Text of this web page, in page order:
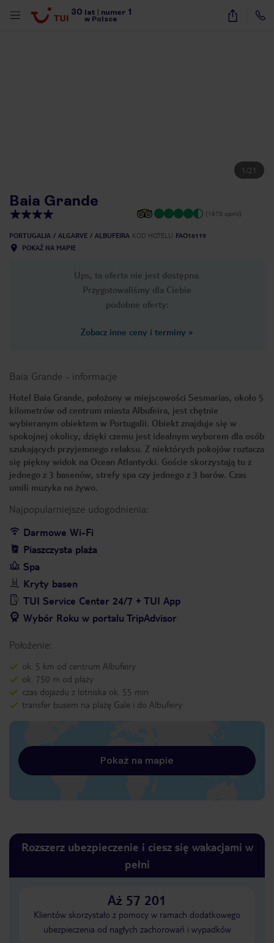
30 lat numer 1
w Polsce
1 /21
Baia Grande
(1670 opinii)
PORTUGALIA ALGARVE ALBUFEIRA KOD HOTELU FAO16119
POKAŻ NA MAPIE
Ups, ta oferta nie jest dostępna.
Przygotowaliśmy dla Ciebie
podobne oferty:
Zobacz inne ceny i terminy »
Baia Grande - informacje
Hotel Baia Grande, położony w miejscowości Sesmarias, około 5
kilometrów od centrum miasta Albufeira, jest chętnie
wybieranym obiektem w Portugalii. Obiekt znajduje się w
spokojnej okolicy, dzięki czemu jest idealnym wyborem dla osób
szukających przyjemnego relaksu. Z niektórych pokojów roztacza
się piękny widok na Ocean Atlantycki. Goście skorzystają tu z
jednego z 3 basenów, strefy spa czy jednego z 3 barów. Czas
umili muzyka na żywo.
Najpopularniejsze udogodnienia:
Darmowe Wi-Fi
Piaszczysta plaża
Spa
Kryty basen
TUI Service Center 24/7 + TUI App
Wybór Roku w portalu TripAdvisor
Położenie:
ok. 5 km od centrum Albufeiry
ok. 750 m od plaży
czas dojazdu z lotniska ok. 55 min
transfer busem na plażę Gale i do Albufeiry
Pokaż na mapie
Rozszerz ubezpieczenie i ciesz się wakacjami w
pełni
Aż 57 201
Klientów skorzystało z pomocy w ramach dodatkowego
ubezpieczenia od nagłych zachorowań i wypadków